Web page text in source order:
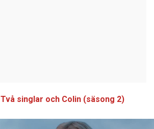
Två singlar och Colin (säsong 2)